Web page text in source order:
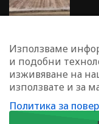
Използваме
и подобни
изживяване на
използвате и за
Политика за